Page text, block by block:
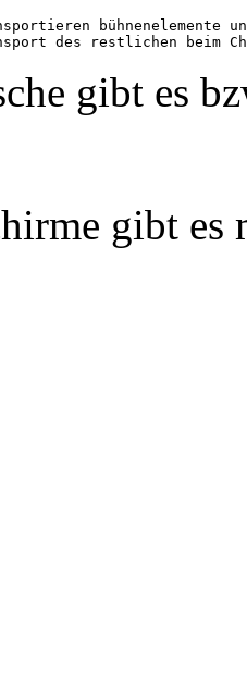
bühnenelemente
gibt es
gibt